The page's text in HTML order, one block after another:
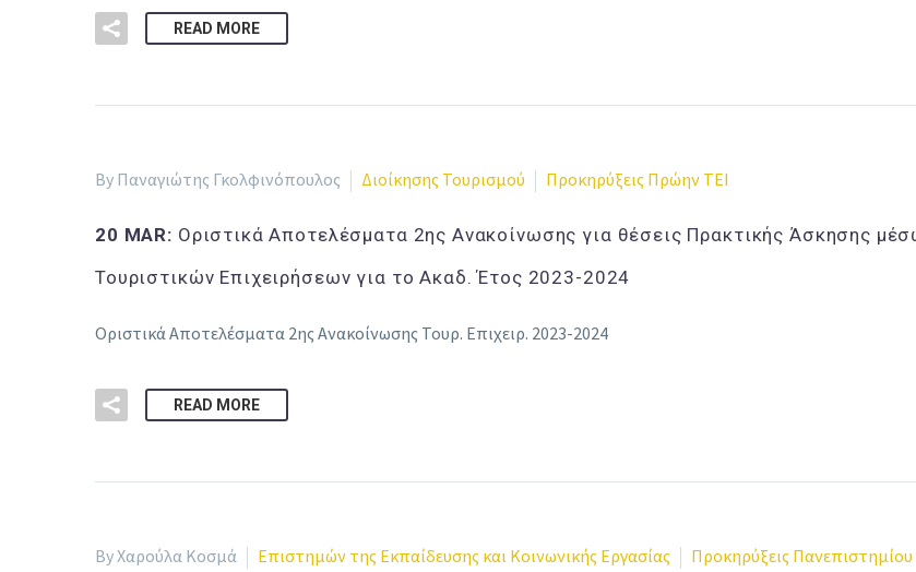
READ MORE
By Παναγιώτης Γκολφινόπουλος Διοίκησης Τουρισμού Προκηρύξεις Πρώην ΤΕΙ
20 MAR: Οριστικά Αποτελέσματα 2ης Ανακοίνωσης για θέσεις Πρακτικής Άσκησης
Τουριστικών Επιχειρήσεων για το Ακαδ. Έτος 2023-2024
Οριστικά Αποτελέσματα 2ης Ανακοίνωσης Τουρ. Επιχειρ. 2023-2024
READ MORE
By Χαρούλα Κοσμά Επιστημών της Εκπαίδευσης και Κοινωνικής Εργασίας Προκηρύξεις